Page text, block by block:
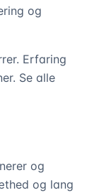
og
Erfaring
Se alle
og
og lang